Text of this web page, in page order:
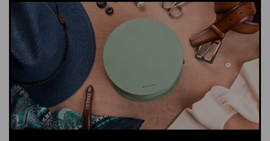
Valmistajan osoite
Edblad & Co, Grev Turegatan 29, 114 38 Stockholm,
Sweden
Digitaalinen osoite
info@edblad.com
LUE LISÄÄ